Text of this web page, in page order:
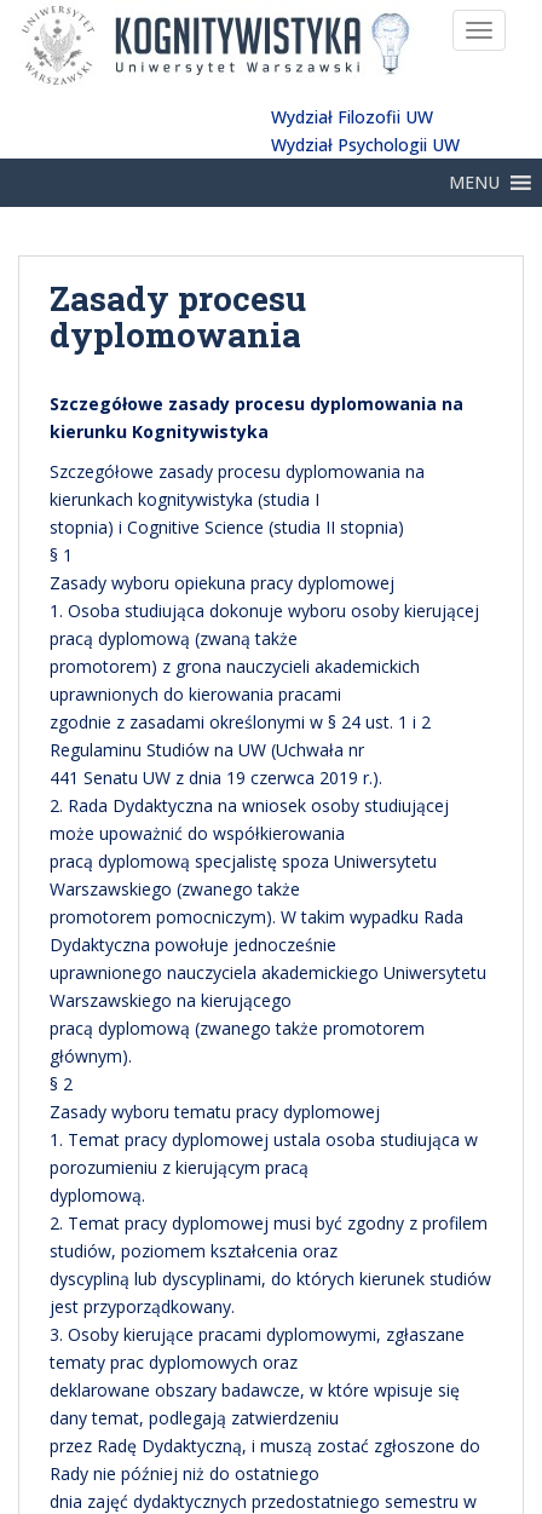
Wydział Filozofii UW
Wydział Psychologii UW
MENU
Zasady procesu
dyplomowania
Szczegółowe zasady procesu dyplomowania na
kierunku Kognitywistyka
Szczegółowe zasady procesu dyplomowania na
kierunkach kognitywistyka (studia I
stopnia) i Cognitive Science (studia II stopnia)
§ 1
Zasady wyboru opiekuna pracy dyplomowej
1. Osoba studiująca dokonuje wyboru osoby kierującej
pracą dyplomową (zwaną także
promotorem) z grona nauczycieli akademickich
uprawnionych do kierowania pracami
zgodnie z zasadami określonymi w § 24 ust. 1 i 2
Regulaminu Studiów na UW (Uchwała nr
441 Senatu UW z dnia 19 czerwca 2019 r.).
2. Rada Dydaktyczna na wniosek osoby studiującej
może upoważnić do współkierowania
pracą dyplomową specjalistę spoza Uniwersytetu
Warszawskiego (zwanego także
promotorem pomocniczym). W takim wypadku Rada
Dydaktyczna powołuje jednocześnie
uprawnionego nauczyciela akademickiego Uniwersytetu
Warszawskiego na kierującego
pracą dyplomową (zwanego także promotorem
głównym).
§ 2
Zasady wyboru tematu pracy dyplomowej
1. Temat pracy dyplomowej ustala osoba studiująca w
porozumieniu z kierującym pracą
dyplomową.
2. Temat pracy dyplomowej musi być zgodny z profilem
studiów, poziomem kształcenia oraz
dyscypliną lub dyscyplinami, do których kierunek studiów
jest przyporządkowany.
3. Osoby kierujące pracami dyplomowymi, zgłaszane
tematy prac dyplomowych oraz
deklarowane obszary badawcze, w które wpisuje się
dany temat, podlegają zatwierdzeniu
przez Radę Dydaktyczną, i muszą zostać zgłoszone do
Rady nie później niż do ostatniego
dnia zajęć dydaktycznych przedostatniego semestru w